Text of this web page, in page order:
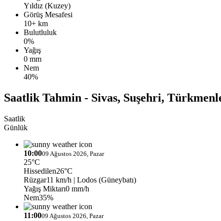
Yıldız (Kuzey)
Görüş Mesafesi
10+ km
Bulutluluk
0%
Yağış
0 mm
Nem
40%
Saatlik Tahmin - Sivas, Suşehri,
Saatlik
Günlük
10:0009 Ağustos 2026, Pazar
25°C
Hissedilen26°C
Rüzgar11 km/h | Lodos (Güneybatı)
Yağış Miktarı0 mm/h
Nem35%
11:0009 Ağustos 2026, Pazar